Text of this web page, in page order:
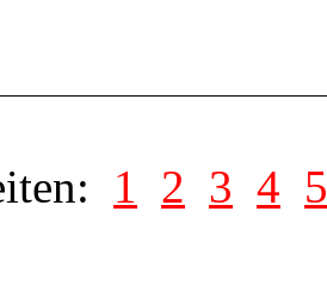
1 2 3 4 5